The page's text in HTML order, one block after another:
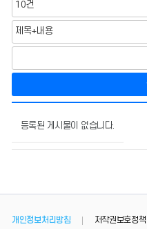
학
안
의
등록된 게시물이 없습니다.
개인정보처리방침 저작권보호정책